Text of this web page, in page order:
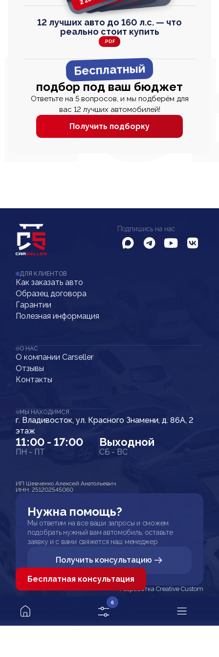
12 лучших авто до 160 л.с. — что
реально стоит купить
.PDF
Бесплатный
подбор под ваш бюджет
Ответьте на 5 вопросов, и мы подберём для
вас 12 лучших автомобилей!
Получить подборку
Подпишись на нас
ДЛЯ КЛИЕНТОВ
Как заказать авто
Образец договора
Гарантии
Полезная информация
О НАС
О компании Carseller
Отзывы
Контакты
МЫ НАХОДИМСЯ
г. Владивосток, ул. Красного Знамени, д. 86А, 2
этаж
11:00 - 17:00
ПН - ПТ
Выходной
СБ - ВС
ИП Шевченко Алексей Анатольевич
ИНН: 251202545060
Нужна помощь?
Мы ответим на все ваши запросы и сможем
подобрать нужный вам автомобиль, оставьте
заявку и с вами свяжется наш менеджер
Получить консультацию
Разработка Creative Custom
6
Бесплатная консультация